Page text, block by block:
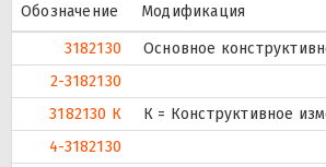
Обозначение
Модификация
3182130
Основное
2-3182130
3182130 К
К = Конструктивное
4-3182130